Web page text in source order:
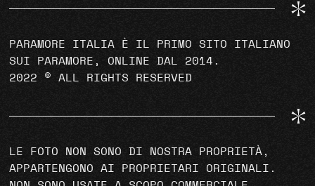
PARAMORE ITALIA È IL PRIMO SITO ITALIANO
SUI PARAMORE, ONLINE DAL 2014.
2022 © ALL RIGHTS RESERVED
LE FOTO NON SONO DI NOSTRA PROPRIETÀ,
APPARTENGONO AI PROPRIETARI ORIGINALI.